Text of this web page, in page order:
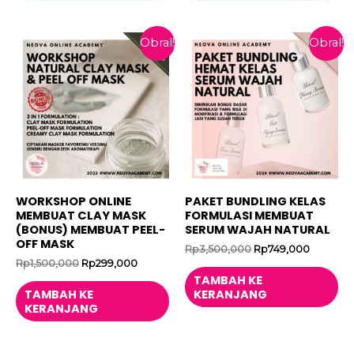
Obral!
WORKSHOP ONLINE
MEMBUAT CLAY MASK
(BONUS) MEMBUAT PEEL-
OFF MASK
Rp1,500,000 Harga
adalah:
Rp1,500,000.
Rp299,000Harga
adalah:
Rp299,000.
TAMBAH KE
KERANJANG
Obral!
PAKET BUNDLING KELAS
FORMULASI MEMBUAT
SERUM WAJAH NATURAL
Rp3,500,000 Harga
adalah:
Rp3,500,000.
Rp749,000Harga
adalah:
TAMBAH KE
KERANJANG